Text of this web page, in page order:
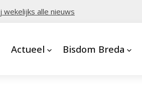
wekelijks alle nieuws
Actueel Bisdom Breda